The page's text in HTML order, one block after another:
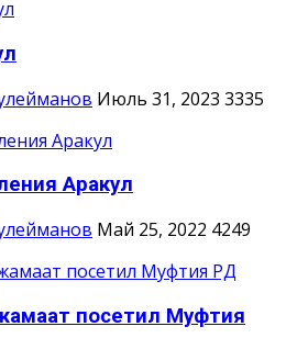
Июль 31, 2023 3335
Аракул
Май 25, 2022 4249
посетил Муфтия